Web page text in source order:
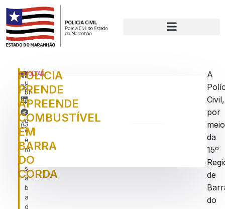
P
u
bl
ic
a
d
o
e
m
:
s
á
b
a
d
POLÍCIA
PRENDE
APREENDE
COMBUSTÍVEL
EM
BARRA
DO
CORDA
VOLTAR
A
Civil,
por
meio
da
15º
de
do